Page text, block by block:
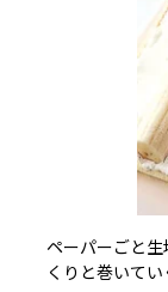
ペーパーごと
くりと巻いてい